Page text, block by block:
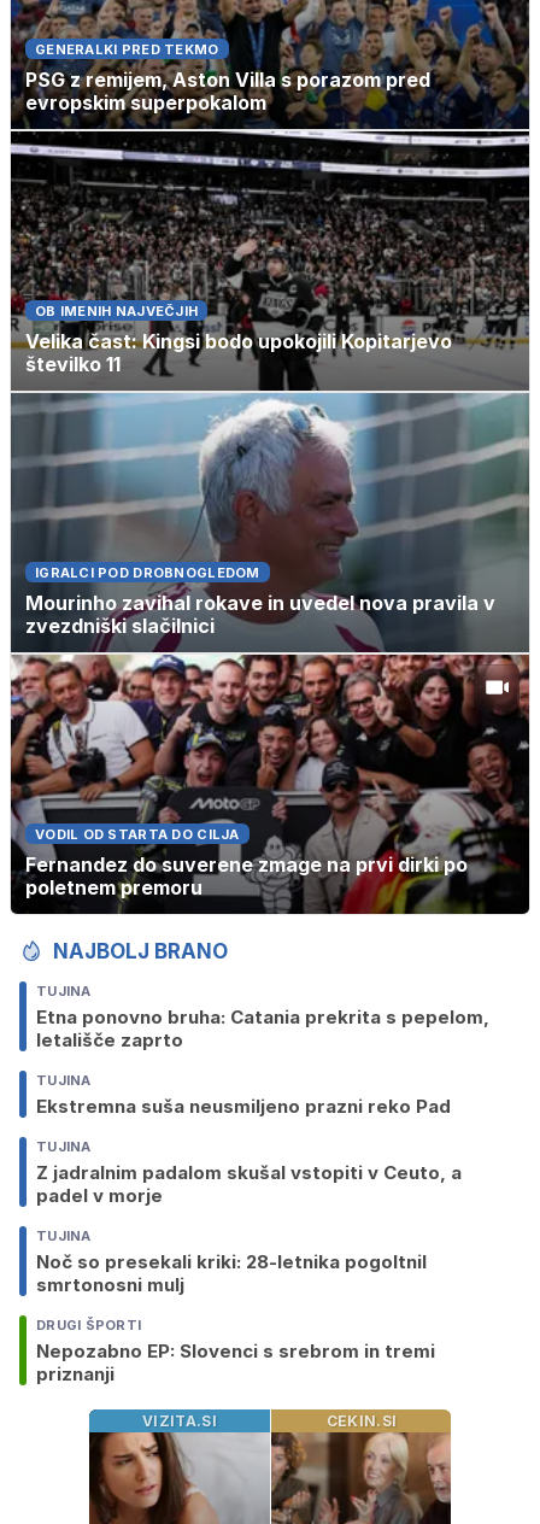
GENERALKI PRED TEKMO
PSG z remijem, Aston Villa s porazom pred
evropskim superpokalom
OB IMENIH NAJVEČJIH
Velika čast: Kingsi bodo upokojili Kopitarjevo
številko 11
IGRALCI POD DROBNOGLEDOM
Mourinho zavihal rokave in uvedel nova pravila v
zvezdniški slačilnici
VODIL OD STARTA DO CILJA
Fernandez do suverene zmage na prvi dirki po
poletnem premoru
NAJBOLJ BRANO
TUJINA
Etna ponovno bruha: Catania prekrita s pepelom,
letališče zaprto
TUJINA
Ekstremna suša neusmiljeno prazni reko Pad
TUJINA
Z jadralnim padalom skušal vstopiti v Ceuto, a
padel v morje
TUJINA
Noč so presekali kriki: 28-letnika pogoltnil
smrtonosni mulj
DRUGI ŠPORTI
Nepozabno EP: Slovenci s srebrom in tremi
priznanji
VIZITA.SI CEKIN.SI